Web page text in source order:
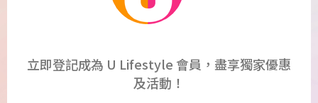
立即登記成為 U Lifestyle 會員，盡享獨家優惠
及活動！